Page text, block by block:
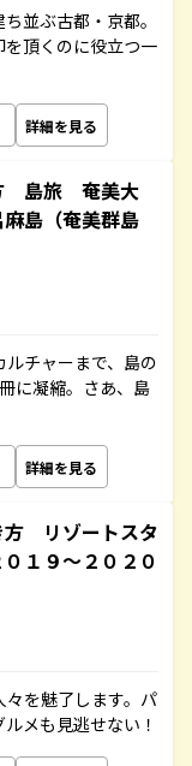
並ぶ古都・京都。
頂くのに役立つ一
詳細を見る
島旅 奄美大
島（奄美群島
チャーまで、島の
に凝縮。さあ、島
詳細を見る
リゾートスタ
１９～２０２０
を魅了します。パ
メも見逃せない！